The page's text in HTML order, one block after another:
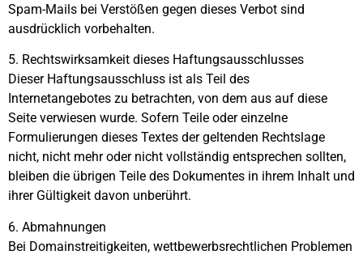
Spam-Mails bei Verstößen gegen dieses Verbot sind
ausdrücklich vorbehalten.
5. Rechtswirksamkeit dieses Haftungsausschlusses
Dieser Haftungsausschluss ist als Teil des
Internetangebotes zu betrachten, von dem aus auf diese
Seite verwiesen wurde. Sofern Teile oder einzelne
Formulierungen dieses Textes der geltenden Rechtslage
nicht, nicht mehr oder nicht vollständig entsprechen sollten,
bleiben die übrigen Teile des Dokumentes in ihrem Inhalt und
ihrer Gültigkeit davon unberührt.
6. Abmahnungen
Bei Domainstreitigkeiten, wettbewerbsrechtlichen Problemen